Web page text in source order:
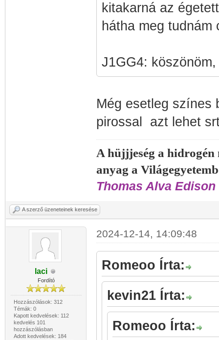
kitakarná az
hátha meg
J1GG4:
Még esetleg színes
pirossal azt lehet
A hüjjjeség a hidrogén
anyag a
Thomas Alva Edison
A szerző üzeneteinek keresése
laci
Fordító
Hozzászólások: 312
Témák: 0
Kapott kedvelések: 112
kedvelés 101
hozzászólásban
Adott kedvelések: 184
2024-12-14, 14:09:48
Romeoo Írta:
kevin21 Írta:
Romeoo Írta: